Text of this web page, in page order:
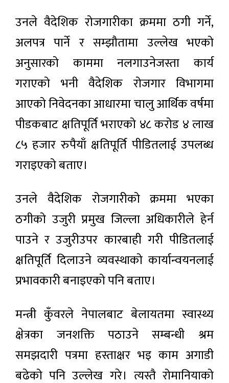
उनले वैदेशिक रोजगारीका क्रममा ठगी गर्ने,
अलपत्र पार्ने र सम्झौतामा उल्लेख भएको
अनुसारको काममा नलगाउनेजस्ता कार्य
गराएको भनी वैदेशिक रोजगार विभागमा
आएको निवेदनका आधारमा चालु आर्थिक वर्षमा
पीडकबाट क्षतिपूर्ति भराएको ४८ करोड ४ लाख
८५ हजार रुपैयाँ क्षतिपूर्ति पीडितलाई उपलब्ध
गराइएको बताए।
उनले वैदेशिक रोजगारीको क्रममा भएका
ठगीको उजुरी प्रमुख जिल्ला अधिकारीले हेर्न
पाउने र उजुरीउपर कारबाही गरी पीडितलाई
क्षतिपूर्ति दिलाउने व्यवस्थाको कार्यान्वयनलाई
प्रभावकारी बनाइएको पनि बताए।
मन्त्री कुँवरले नेपालबाट बेलायतमा स्वास्थ्य
क्षेत्रका जनशक्ति पठाउने सम्बन्धी श्रम
समझदारी पत्रमा हस्ताक्षर भइ काम अगाडी
बढेको पनि उल्लेख गरे। त्यस्तै रोमानियाको